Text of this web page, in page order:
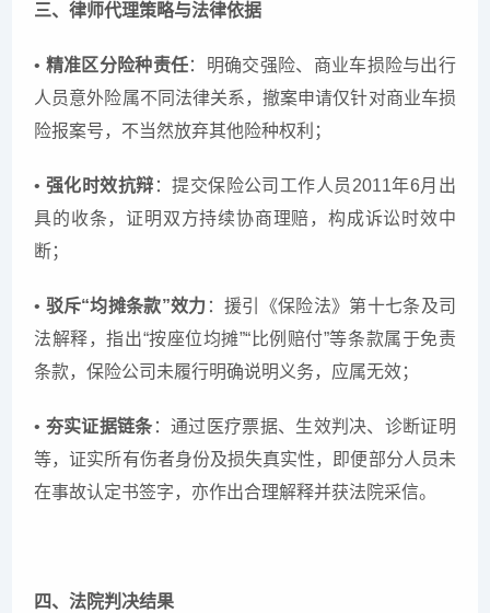
三、律师代理策略与法律依据
• 精准区分险种责任：明确交强险、商业车损险与出行
人员意外险属不同法律关系，撤案申请仅针对商业车损
险报案号，不当然放弃其他险种权利；
• 强化时效抗辩 ：提交保险公司工作人员2011年6月出
具的收条，证明双方持续协商理赔，构成诉讼时效中
断；
• 驳斥“均摊条款”效力 ：援引《保险法》第十七条及司
法解释，指出“按座位均摊”“比例赔付”等条款属于免责
条款，保险公司未履行明确说明义务，应属无效；
• 夯实证据链条 ：通过医疗票据、生效判决、诊断证明
等，证实所有伤者身份及损失真实性，即便部分人员未
在事故认定书签字，亦作出合理解释并获法院采信。
四、法院判决结果